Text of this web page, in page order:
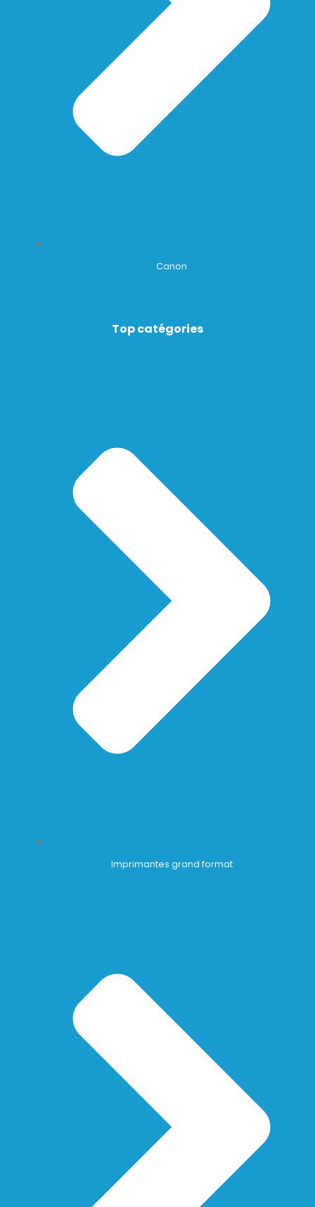
Canon
Top catégories
Imprimantes grand format